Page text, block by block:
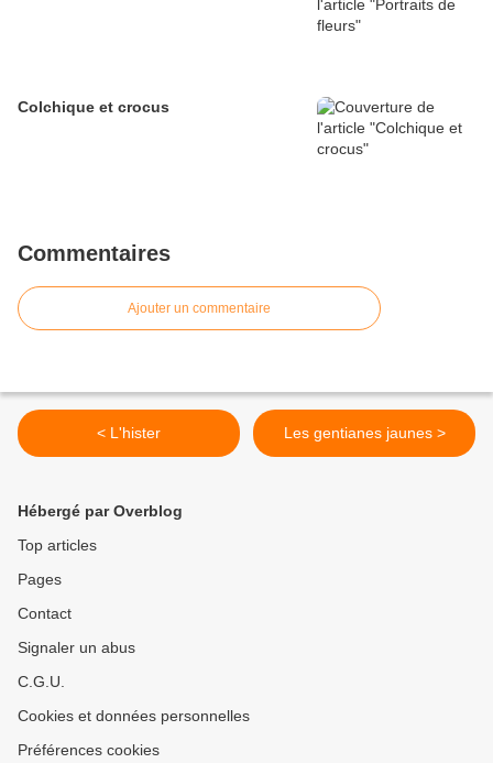
Colchique et crocus
Commentaires
Ajouter un commentaire
< L'hister Les gentianes jaunes >
Hébergé par Overblog
Top articles
Pages
Contact
Signaler un abus
C.G.U.
Cookies et données personnelles
Préférences cookies